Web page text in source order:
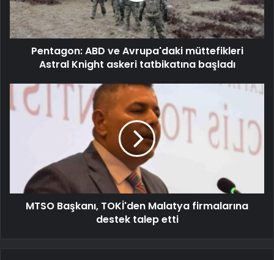
Pentagon: ABD ve Avrupa'daki müttefikleri
Astral Knight askeri tatbikatına başladı
MTSO Başkanı, TOKİ'den Malatya firmalarına
destek talep etti